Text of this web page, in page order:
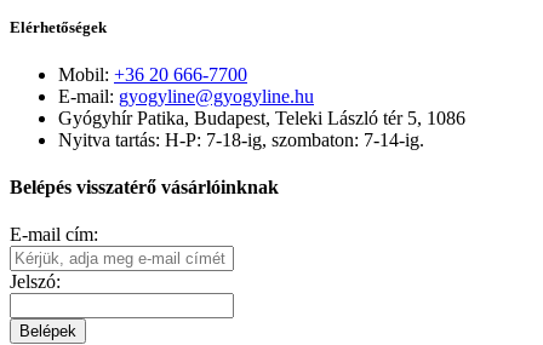
Elérhetőségek
Mobil: +36 20 666-7700
E-mail: gyogyline@gyogyline.hu
Gyógyhír Patika, Budapest, Teleki László tér 5, 1086
Nyitva tartás: H-P: 7-18-ig, szombaton: 7-14-ig.
Belépés visszatérő vásárlóinknak
E-mail cím:
Jelszó:
Belépek